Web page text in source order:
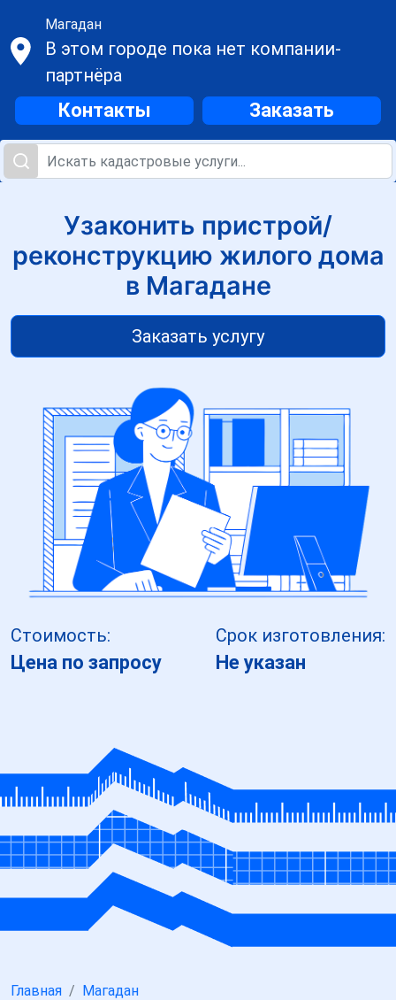
Магадан
В этом городе пока нет компании-
партнёра
Контакты Заказать
Узаконить пристрой/
реконструкцию жилого дома
в Магадане
Заказать услугу
Стоимость:
Цена по запросу
Срок изготовления:
Не указан
Главная
Магадан